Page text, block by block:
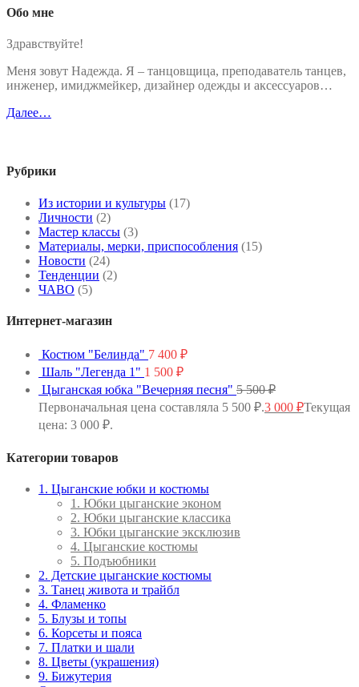
Обо мне
Здравствуйте!
Меня зовут Надежда. Я – танцовщица, преподаватель танцев,
инженер, имиджмейкер, дизайнер одежды и аксессуаров…
Далее…
Рубрики
Из истории и культуры (17)
Личности (2)
Мастер классы (3)
Материалы, мерки, приспособления (15)
Новости (24)
Тенденции (2)
ЧАВО (5)
Интернет-магазин
Костюм "Белинда" 7 400 ₽
Шаль "Легенда 1" 1 500 ₽
Цыганская юбка "Вечерняя песня" 5 500₽
Первоначальная цена составляла 5 500 ₽.3 000 ₽Текущая
цена: 3 000 ₽.
Категории товаров
1. Цыганские юбки и костюмы
1. Юбки цыганские эконом
2. Юбки цыганские классика
3. Юбки цыганские эксклюзив
4. Цыганские костюмы
5. Подъюбники
2. Детские цыганские костюмы
3. Танец живота и трайбл
4. Фламенко
5. Блузы и топы
6. Корсеты и пояса
7. Платки и шали
8. Цветы (украшения)
9. Бижутерия